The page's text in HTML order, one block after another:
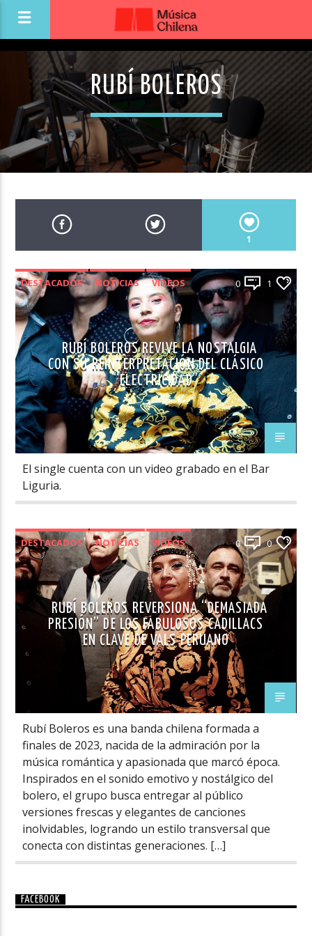
RUBÍ BOLEROS
1
DESTACADOS NOTICIAS VIDEOS 0 1
RUBÍ BOLEROS REVIVE LA NOSTALGIA
CON SU REINTERPRETACIÓN DEL CLÁSICO
“ELECTRICIDAD”
El single cuenta con un video grabado en el Bar
Liguria.
DESTACADOS NOTICIAS VIDEOS 0 0
RUBÍ BOLEROS REVERSIONA “DEMASIADA
PRESIÓN” DE LOS FABULOSOS CADILLACS
EN CLAVE DE VALS PERUANO
Rubí Boleros es una banda chilena formada a
finales de 2023, nacida de la admiración por la
música romántica y apasionada que marcó época.
Inspirados en el sonido emotivo y nostálgico del
bolero, el grupo busca entregar al público
versiones frescas y elegantes de canciones
inolvidables, logrando un estilo transversal que
conecta con distintas generaciones. […]
FACEBOOK